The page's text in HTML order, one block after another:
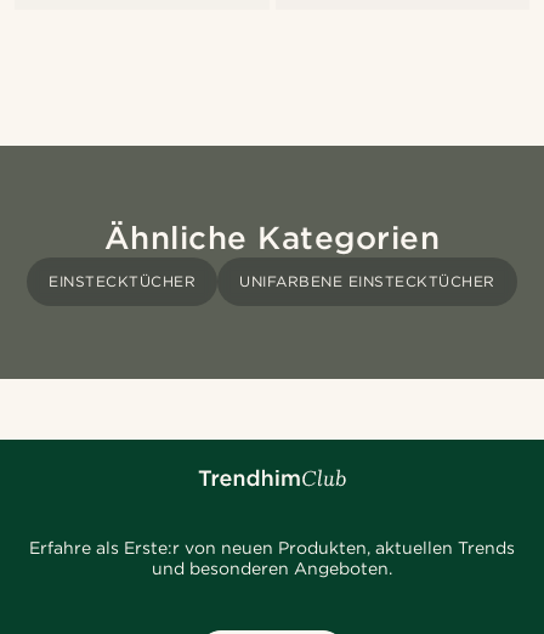
Ähnliche Kategorien
EINSTECKTÜCHER UNIFARBENE EINSTECKTÜCHER
Erfahre als Erste:r von neuen Produkten, aktuellen Trends
und besonderen Angeboten.